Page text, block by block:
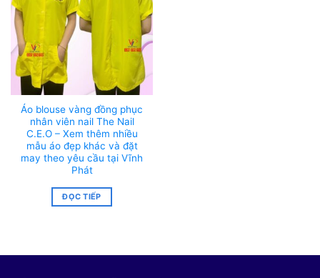
Áo blouse vàng đồng phục
nhân viên nail The Nail
C.E.O – Xem thêm nhiều
mẫu áo đẹp khác và đặt
may theo yêu cầu tại Vĩnh
Phát
ĐỌC TIẾP